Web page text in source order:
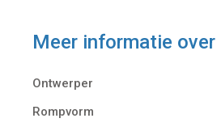
Meer informatie
Ontwerper
Rompvorm